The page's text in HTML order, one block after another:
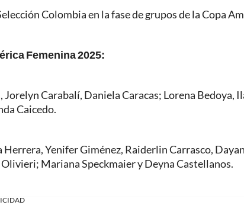
Colombia en la fase de grupos de la Copa
Femenina 2025:
Carabalí, Daniela Caracas; Lorena Bedoya,
Caicedo.
Yenifer Giménez, Raiderlin Carrasco,
Mariana Speckmaier y Deyna Castellanos.